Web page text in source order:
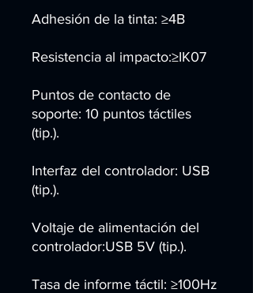
Adhesión de la tinta: ≥4B
Resistencia al impacto:≥IK07
Puntos de contacto de
soporte: 10 puntos táctiles
(tip.).
Interfaz del controlador: USB
(tip.).
Voltaje de alimentación del
controlador:USB 5V (tip.).
Tasa de informe táctil: ≥100Hz